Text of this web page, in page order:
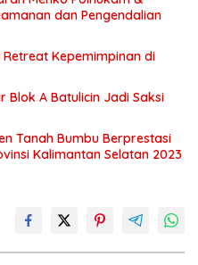
dan Pengendalian
Kepemimpinan di
Blok A Batulicin Jadi Saksi
Tanah Bumbu Berprestasi
Kalimantan Selatan 2023